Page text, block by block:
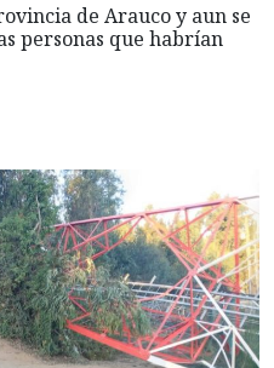
de Arauco y aun se
personas que habrían